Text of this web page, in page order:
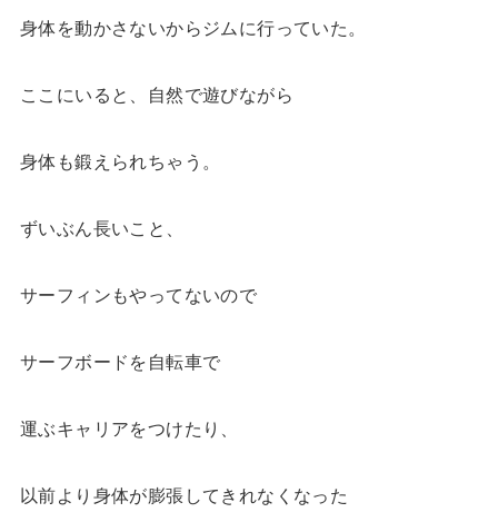
身体を動かさないからジムに行っていた。
ここにいると、自然で遊びながら
身体も鍛えられちゃう。
ずいぶん長いこと、
サーフィンもやってないので
サーフボードを自転車で
運ぶキャリアをつけたり、
以前より身体が膨張してきれなくなった